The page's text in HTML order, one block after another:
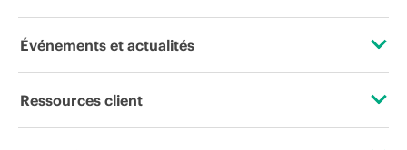
Responsabilité d’entreprise
Services d’assistance opérationnelle (OSS)
Événements et actualités
Événements
Ressources client